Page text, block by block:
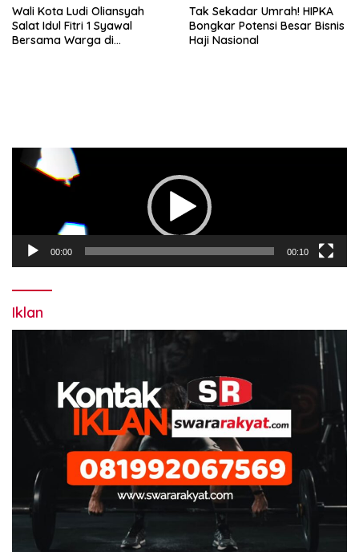
Wali Kota Ludi Oliansyah
Salat Idul Fitri 1 Syawal
Bersama Warga di
Tak Sekadar Umrah! HIPKA
Bongkar Potensi Besar Bisnis
Haji Nasional
Pemutar
Video
00:00 00:10
Iklan